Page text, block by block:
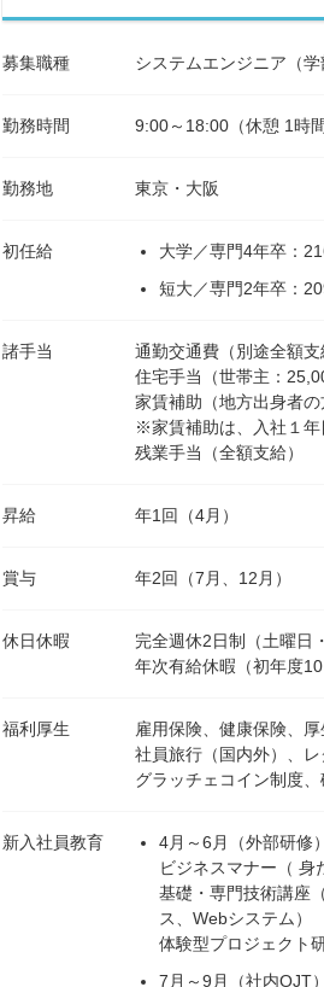
募集職種 システムエンジニア（学
勤務時間 9:00～18:00（休憩 1時
勤務地 東京・大阪
初任給
大学／専門4年卒：
短大／専門2年卒：
諸手当
通勤交通費（別途全額支
住宅手当（世帯主：
家賃補助（地方出身者
※家賃補助は、入社１年
残業手当（全額支給）
昇給 年1回（4月）
賞与 年2回（7月、12月）
休日休暇
完全週休2日制（土曜日
年次有給休暇（初年度
福利厚生
雇用保険、健康保険、
社員旅行（国内外）、
グラッチェコイン制度
新入社員教育
4月～6月（外部研修）
ビジネスマナー（ 身
基礎・専門技術講座
ス、Webシステム）
体験型プロジェクト
7月～9月（社内OJT）